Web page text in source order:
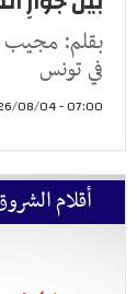
بقلم: مجيب
في تونس
07:00 - 2026/08/04
أقلام